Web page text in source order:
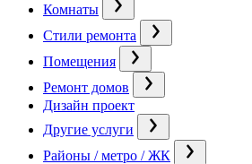
Комнаты
Стили ремонта
Помещения
Ремонт домов
Дизайн проект
Другие услуги
Районы / метро / ЖК